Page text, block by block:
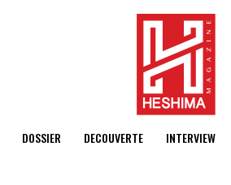
DOSSIER DECOUVERTE INTERVIEW